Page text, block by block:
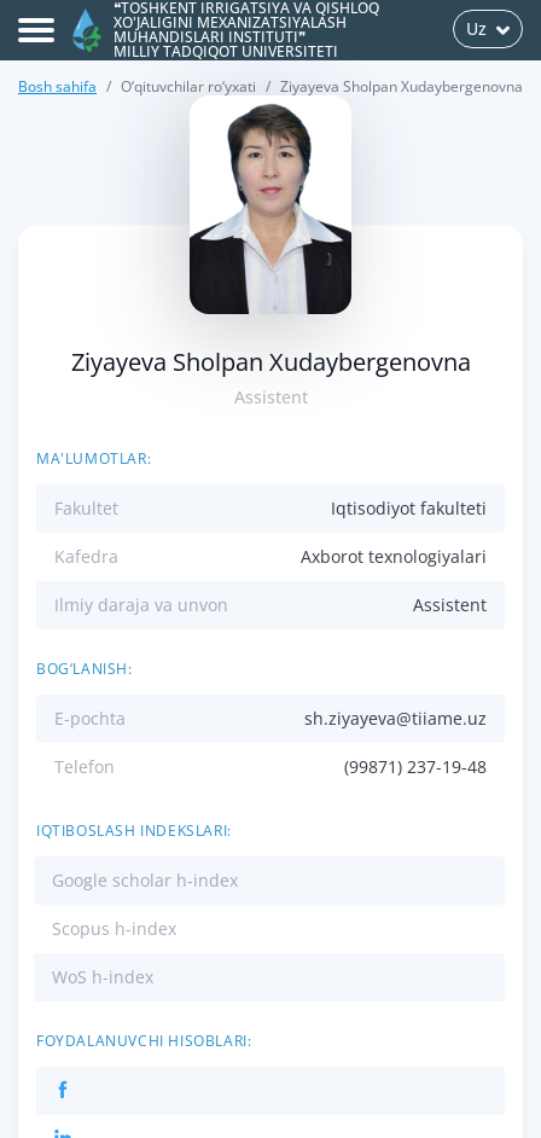
❝TOSHKENT IRRIGATSIYA VA QISHLOQ
XO'JALIGINI MEXANIZATSIYALASH
MUHANDISLARI INSTITUTI❞
MILLIY TADQIQOT UNIVERSITETI
Uz
Bosh sahifa O‘qituvchilar ro‘yxati Ziyayeva Sholpan Xudaybergenovna
Ziyayeva Sholpan Xudaybergenovna
Assistent
MA'LUMOTLAR:
Fakultet Iqtisodiyot fakulteti
Kafedra Axborot texnologiyalari
Ilmiy daraja va unvon Assistent
BOG‘LANISH:
E-pochta sh.ziyayeva@tiiame.uz
Telefon (99871) 237-19-48
IQTIBOSLASH INDEKSLARI:
Google scholar h-index
Scopus h-index
WoS h-index
FOYDALANUVCHI HISOBLARI: